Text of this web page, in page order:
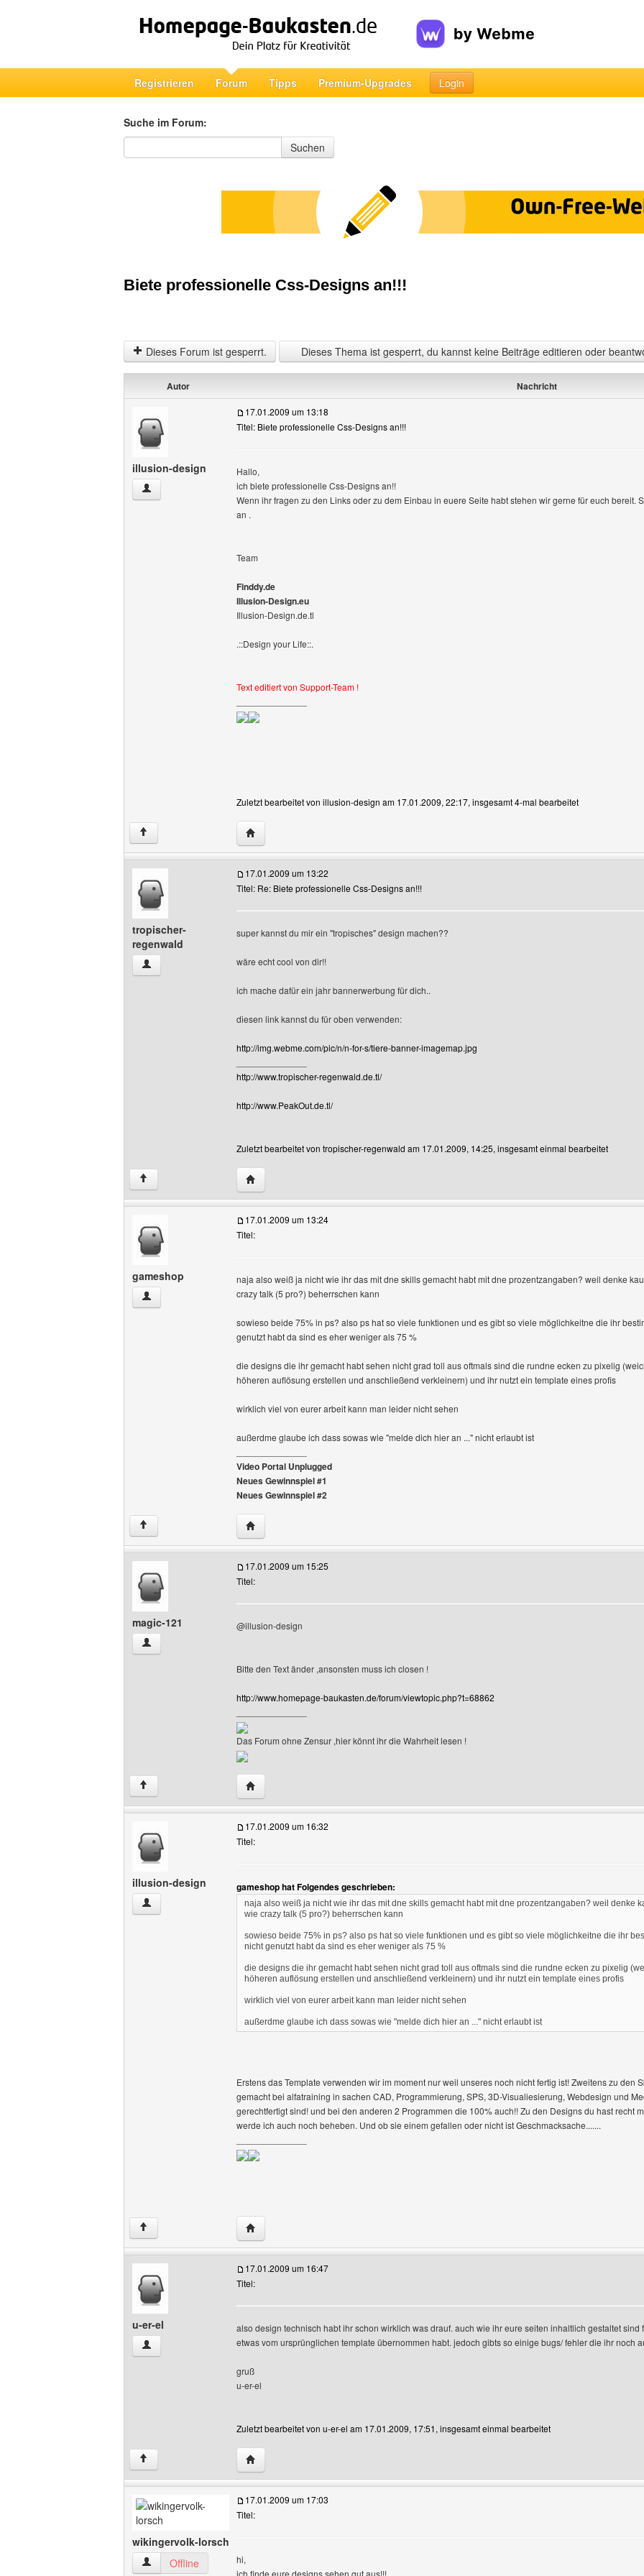
Registrieren Forum Tipps Premium-Upgrades Login
Suche im Forum:
Suche im Forum
Suchen
Biete professionelle Css-Designs an!!!
Dieses Forum ist gesperrt. Dieses Thema ist gesperrt, du kannst keine Beiträge editieren oder
Autor Nachricht
illusion-design
illusion-design Benutzer-Profile anzeigen
17.01.2009 um 13:18
Titel: Biete professionelle Css-Designs an!!!
Hallo,
ich biete professionelle Css-Designs an!!
Wenn ihr fragen zu den Links oder zu dem Einbau in euere Seite habt stehen wir gerne für euch bereit.
an .
Team
Finddy.de
Illusion-Design.eu
Illusion-Design.de.tl
.::Design your Life::.
Text editiert von Support-Team !
Zuletzt bearbeitet von illusion-design am 17.01.2009, 22:17, insgesamt 4-mal bearbeitet
↑ Website dieses Benutzers besuchen: illusion-design
tropischer-
regenwald
tropischer-regenwald Benutzer-Profile anzeigen
17.01.2009 um 13:22
Titel: Re: Biete professionelle Css-Designs an!!!
super kannst du mir ein "tropisches" design machen??
wäre echt cool von dir!!
ich mache dafür ein jahr bannerwerbung für dich..
diesen link kannst du für oben verwenden:
http://img.webme.com/pic/n/n-for-s/tiere-banner-imagemap.jpg
http://www.tropischer-regenwald.de.tl/
http://www.PeakOut.de.tl/
Zuletzt bearbeitet von tropischer-regenwald am 17.01.2009, 14:25, insgesamt einmal bearbeitet
↑ Website dieses Benutzers besuchen: tropischer-regenwald
gameshop
gameshop Benutzer-Profile anzeigen
17.01.2009 um 13:24
Titel:
naja also weiß ja nicht wie ihr das mit dne skills gemacht habt mit dne prozentzangaben? weil denke
crazy talk (5 pro?) beherrschen kann
sowieso beide 75% in ps? also ps hat so viele funktionen und es gibt so viele möglichkeitne die ihr
genutzt habt da sind es eher weniger als 75 %
die designs die ihr gemacht habt sehen nicht grad toll aus oftmals sind die rundne ecken zu pixelig
höheren auflösung erstellen und anschließend verkleinern) und ihr nutzt ein template eines profis
wirklich viel von eurer arbeit kann man leider nicht sehen
außerdme glaube ich dass sowas wie "melde dich hier an ..." nicht erlaubt ist
Video Portal Unplugged
Neues Gewinnspiel #1
Neues Gewinnspiel #2
↑ Website dieses Benutzers besuchen: gameshop
magic-121
magic-121 Benutzer-Profile anzeigen
17.01.2009 um 15:25
Titel:
@illusion-design
Bitte den Text änder ,ansonsten muss ich closen !
http://www.homepage-baukasten.de/forum/viewtopic.php?t=68862
Das Forum ohne Zensur ,hier könnt ihr die Wahrheit lesen !
↑ Website dieses Benutzers besuchen: magic-121
illusion-design
illusion-design Benutzer-Profile anzeigen
17.01.2009 um 16:32
Titel:
gameshop hat Folgendes geschrieben:
naja also weiß ja nicht wie ihr das mit dne skills gemacht habt mit dne prozentzangaben? weil denke
wie crazy talk (5 pro?) beherrschen kann
sowieso beide 75% in ps? also ps hat so viele funktionen und es gibt so viele möglichkeitne die ihr
nicht genutzt habt da sind es eher weniger als 75 %
die designs die ihr gemacht habt sehen nicht grad toll aus oftmals sind die rundne ecken zu pixelig
höheren auflösung erstellen und anschließend verkleinern) und ihr nutzt ein template eines profis
wirklich viel von eurer arbeit kann man leider nicht sehen
außerdme glaube ich dass sowas wie "melde dich hier an ..." nicht erlaubt ist
Erstens das Template verwenden wir im moment nur weil unseres noch nicht fertig ist! Zweitens zu den
gemacht bei alfatraining in sachen CAD, Programmierung, SPS, 3D-Visualiesierung, Webdesign und
gerechtfertigt sind! und bei den anderen 2 Programmen die 100% auch!! Zu den Designs du hast recht
werde ich auch noch beheben. Und ob sie einem gefallen oder nicht ist Geschmacksache.......
↑ Website dieses Benutzers besuchen: illusion-design
u-er-el
u-er-el Benutzer-Profile anzeigen
17.01.2009 um 16:47
Titel:
also design technisch habt ihr schon wirklich was drauf. auch wie ihr eure seiten inhaltlich gestaltet
etwas vom ursprünglichen template übernommen habt. jedoch gibts so einige bugs/ fehler die ihr noch
gruß
u-er-el
Zuletzt bearbeitet von u-er-el am 17.01.2009, 17:51, insgesamt einmal bearbeitet
↑ Website dieses Benutzers besuchen: u-er-el
wikingervolk-lorsch
wikingervolk-lorsch Benutzer-Profile anzeigen
Offline
17.01.2009 um 17:03
Titel:
hi,
ich finde eure designs sehen gut aus!!!